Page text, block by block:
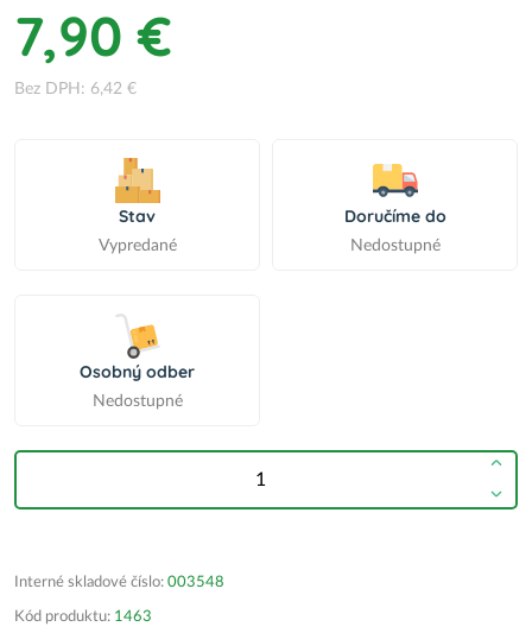
7,90 €
Bez DPH: 6,42 €
Stav
Vypredané
Doručíme do
Nedostupné
Osobný odber
Nedostupné
Interné skladové číslo: 003548
Kód produktu: 1463